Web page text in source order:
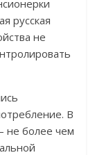
русская
не
В
не более чем